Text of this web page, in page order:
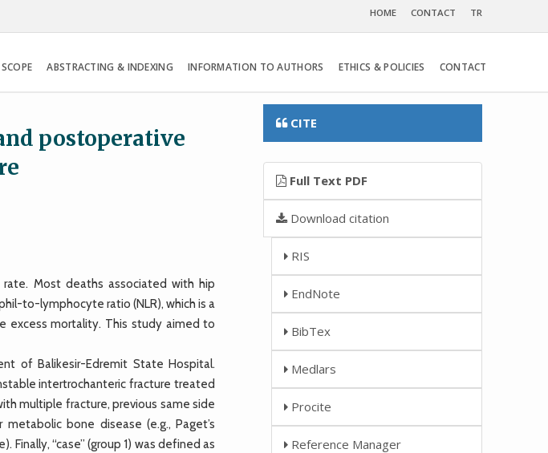
HOME CONTACT TR
ABSTRACTING & INDEXING INFORMATION TO AUTHORS ETHICS & POLICIES CONTACT
postoperative
rate. Most deaths associated with hip
to-lymphocyte ratio (NLR), which is a
excess mortality. This study aimed to
of Balikesir-Edremit State Hospital.
intertrochanteric fracture treated
multiple fracture, previous same side
bone disease (e.g., Paget’s
“case” (group 1) was defined as
CITE
Full Text PDF
Download citation
RIS
EndNote
BibTex
Medlars
Procite
Reference Manager